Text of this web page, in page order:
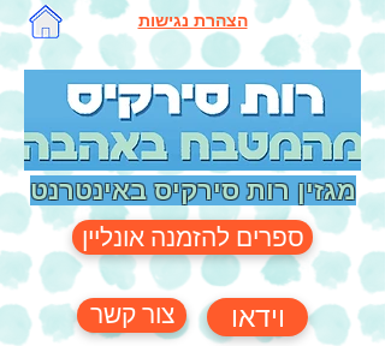
הצהרת נגישות
מגזין רות סירקיס באינטרנט
ספרים להזמנה אונליין
צור קשר וידאו